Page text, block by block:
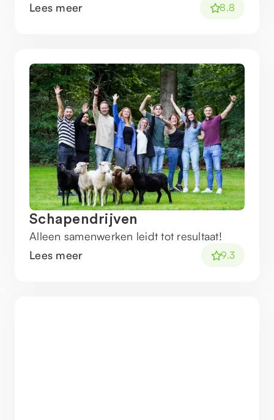
Lees meer
8.8
Schapendrijven
Alleen samenwerken leidt tot resultaat!
Lees meer
9.3